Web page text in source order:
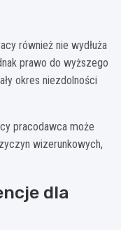
również nie wydłuża
prawo do wyższego
okres niezdolności
pracodawca może
wizerunkowych,
dla